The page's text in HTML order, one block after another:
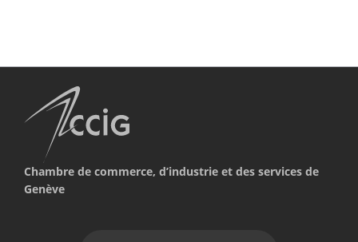
Chambre de commerce, d’industrie et des services de
Genève